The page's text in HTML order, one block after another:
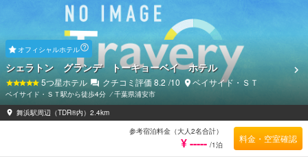
オフィシャルホテル
シェラトン グランデ トーキョーベイ ホテル
5つ星ホテル クチコミ評価8.2 /10 ベイサイド・ＳＴ
ベイサイド・ＳＴ駅から徒歩4分 ⁄千葉県浦安市
舞浜駅周辺（TDR®内）2.4km
参考宿泊料金（大人2名合計）
¥ ----- /1泊
料金・空室確認